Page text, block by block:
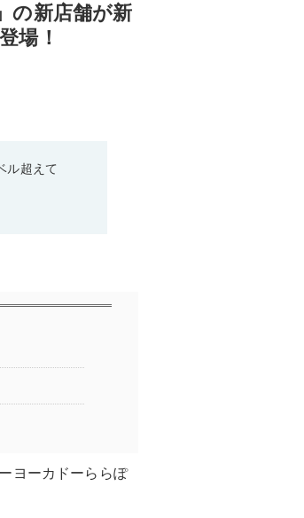
の新店舗が新
場！
ル超えて
ヨーカドーららぽ